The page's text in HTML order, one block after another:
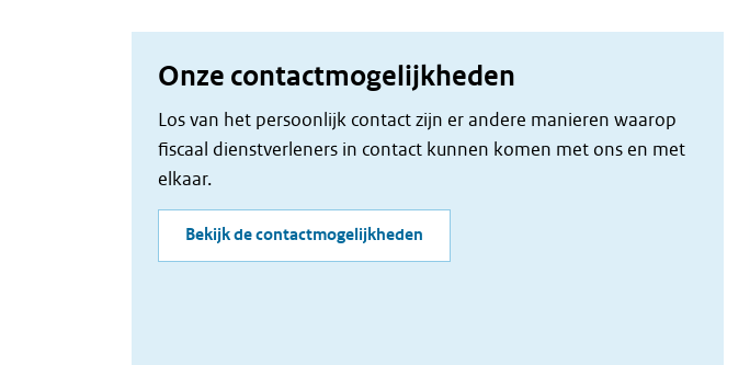
Onze contactmogelijkheden
Los van het persoonlijk contact zijn er andere manieren waarop
fiscaal dienstverleners in contact kunnen komen met ons en met
elkaar.
Bekijk de contactmogelijkheden